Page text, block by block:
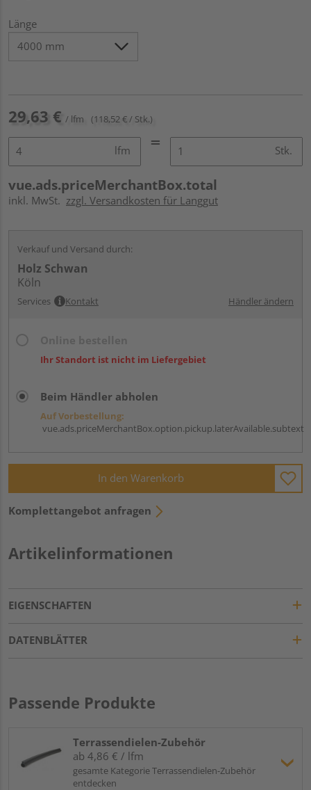
Länge
29,63 € / lfm (118,52 € / Stk.)
lfm Stk.
vue.ads.priceMerchantBox.total
inkl. MwSt. zzgl. Versandkosten für Langgut
Verkauf und Versand durch:
Holz Schwan
Köln
Services Kontakt Händler ändern
Ihr Standort ist nicht im Liefergebiet
Beim Händler abholen
Auf Vorbestellung:
vue.ads.priceMerchantBox.option.pickup.laterAvailable.subtext
In den Warenkorb
Komplettangebot anfragen
Artikelinformationen
EIGENSCHAFTEN
DATENBLÄTTER
Passende Produkte
Terrassendielen-Zubehör
ab 4,86 € / lfm
gesamte Kategorie Terrassendielen-Zubehör
entdecken